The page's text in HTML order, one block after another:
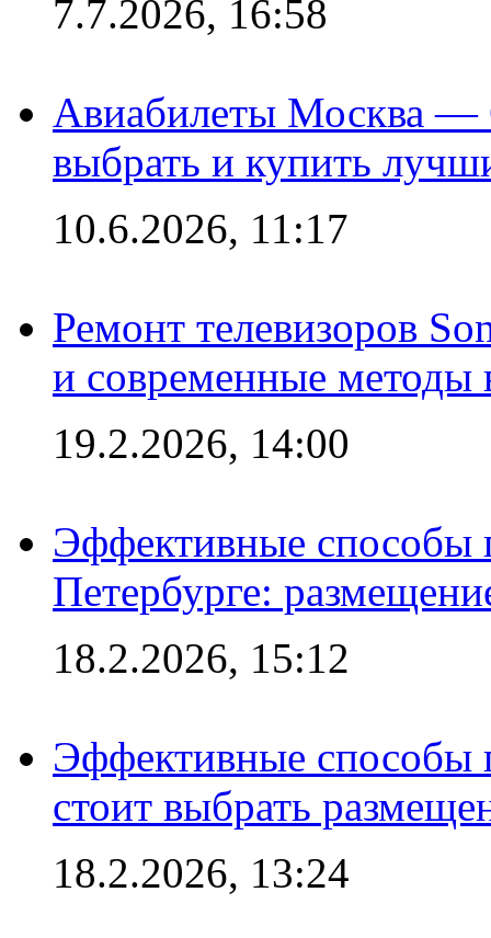
7.7.2026, 16:58
Авиабилеты Москва —
выбрать и купить
10.6.2026, 11:17
Ремонт телевизоров
и современные методы
19.2.2026, 14:00
Эффективные способы
Петербурге:
18.2.2026, 15:12
Эффективные способы
стоит выбрать
18.2.2026, 13:24